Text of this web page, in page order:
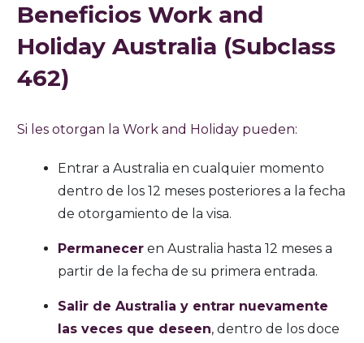
Beneficios Work and
Holiday Australia (Subclass
462)
Si les otorgan la Work and Holiday pueden:
Entrar a Australia en cualquier momento
dentro de los 12 meses posteriores a la fecha
de otorgamiento de la visa.
Permanecer en Australia hasta 12 meses a
partir de la fecha de su primera entrada.
Salir de Australia y entrar nuevamente
las veces que deseen, dentro de los doce